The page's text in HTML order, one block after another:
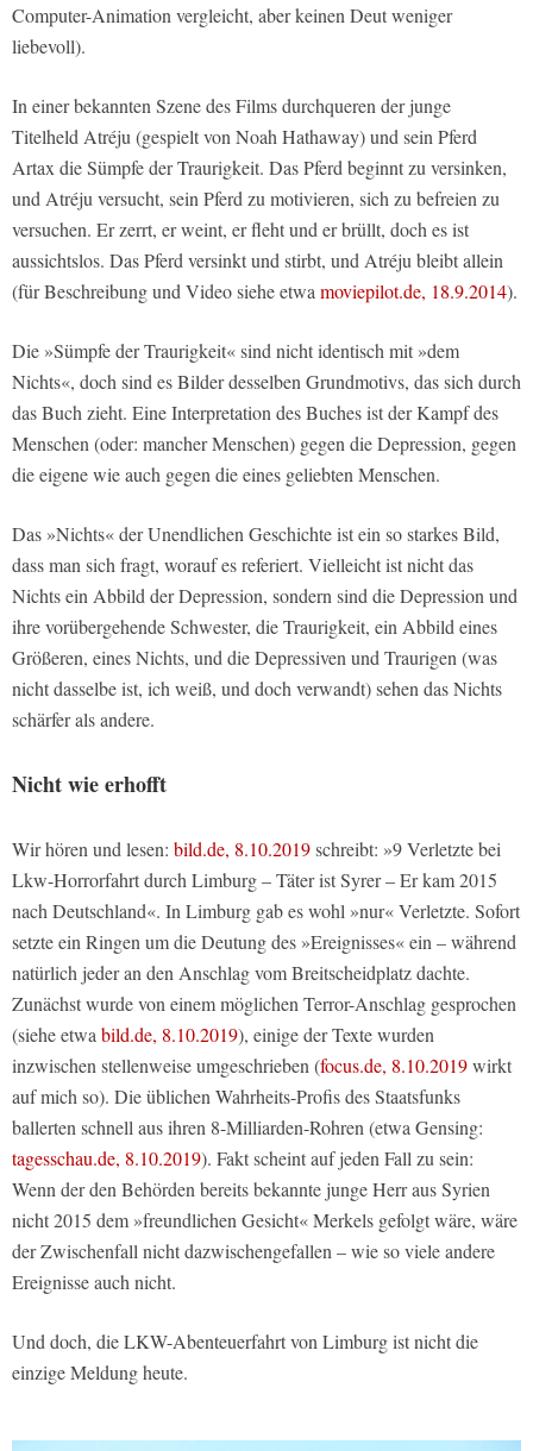
Computer-Animation vergleicht, aber keinen Deut weniger
liebevoll).
In einer bekannten Szene des Films durchqueren der junge
Titelheld Atréju (gespielt von Noah Hathaway) und sein Pferd
Artax die Sümpfe der Traurigkeit. Das Pferd beginnt zu versinken,
und Atréju versucht, sein Pferd zu motivieren, sich zu befreien zu
versuchen. Er zerrt, er weint, er fleht und er brüllt, doch es ist
aussichtslos. Das Pferd versinkt und stirbt, und Atréju bleibt allein
(für Beschreibung und Video siehe etwa moviepilot.de, 18.9.2014).
Die »Sümpfe der Traurigkeit« sind nicht identisch mit »dem
Nichts«, doch sind es Bilder desselben Grundmotivs, das sich durch
das Buch zieht. Eine Interpretation des Buches ist der Kampf des
Menschen (oder: mancher Menschen) gegen die Depression, gegen
die eigene wie auch gegen die eines geliebten Menschen.
Das »Nichts« der Unendlichen Geschichte ist ein so starkes Bild,
dass man sich fragt, worauf es referiert. Vielleicht ist nicht das
Nichts ein Abbild der Depression, sondern sind die Depression und
ihre vorübergehende Schwester, die Traurigkeit, ein Abbild eines
Größeren, eines Nichts, und die Depressiven und Traurigen (was
nicht dasselbe ist, ich weiß, und doch verwandt) sehen das Nichts
schärfer als andere.
Nicht wie erhofft
Wir hören und lesen: bild.de, 8.10.2019schreibt: »9 Verletzte bei
Lkw-Horrorfahrt durch Limburg – Täter ist Syrer – Er kam 2015
nach Deutschland«. In Limburg gab es wohl »nur« Verletzte. Sofort
setzte ein Ringen um die Deutung des »Ereignisses« ein – während
natürlich jeder an den Anschlag vom Breitscheidplatz dachte.
Zunächst wurde von einem möglichen Terror-Anschlag gesprochen
(siehe etwa bild.de, 8.10.2019), einige der Texte wurden
inzwischen stellenweise umgeschrieben (focus.de, 8.10.2019wirkt
auf mich so). Die üblichen Wahrheits-Profis des Staatsfunks
ballerten schnell aus ihren 8-Milliarden-Rohren (etwa Gensing:
tagesschau.de, 8.10.2019). Fakt scheint auf jeden Fall zu sein:
Wenn der den Behörden bereits bekannte junge Herr aus Syrien
nicht 2015 dem »freundlichen Gesicht« Merkels gefolgt wäre, wäre
der Zwischenfall nicht dazwischengefallen – wie so viele andere
Ereignisse auch nicht.
Und doch, die LKW-Abenteuerfahrt von Limburg ist nicht die
einzige Meldung heute.